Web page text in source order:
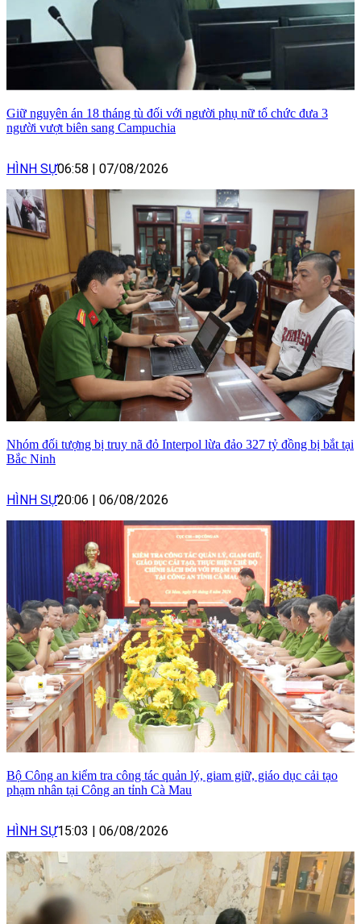
Giữ nguyên án 18 tháng tù đối với người phụ nữ tổ chức đưa 3
người vượt biên sang Campuchia
HÌNH SỰ06:58 07/08/2026
Nhóm đối tượng bị truy nã đỏ Interpol lừa đảo 327 tỷ đồng bị bắt tại
Bắc Ninh
HÌNH SỰ20:06 06/08/2026
Bộ Công an kiểm tra công tác quản lý, giam giữ, giáo dục cải tạo
phạm nhân tại Công an tỉnh Cà Mau
HÌNH SỰ15:03 06/08/2026